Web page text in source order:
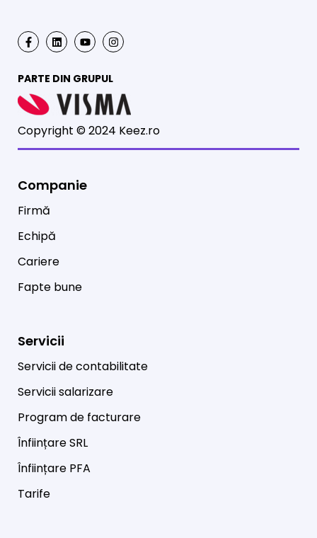
PARTE DIN GRUPUL
Copyright © 2024 Keez.ro
Companie
Firmă
Echipă
Cariere
Fapte bune
Servicii
Servicii de contabilitate
Servicii salarizare
Program de facturare
Înființare SRL
Înființare PFA
Tarife